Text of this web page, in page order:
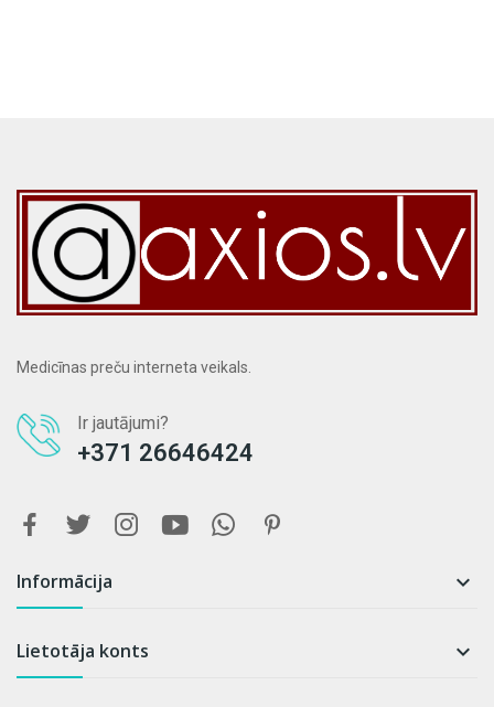
Medicīnas preču interneta veikals.
Ir jautājumi?
+371 26646424
Informācija 
Lietotāja konts 